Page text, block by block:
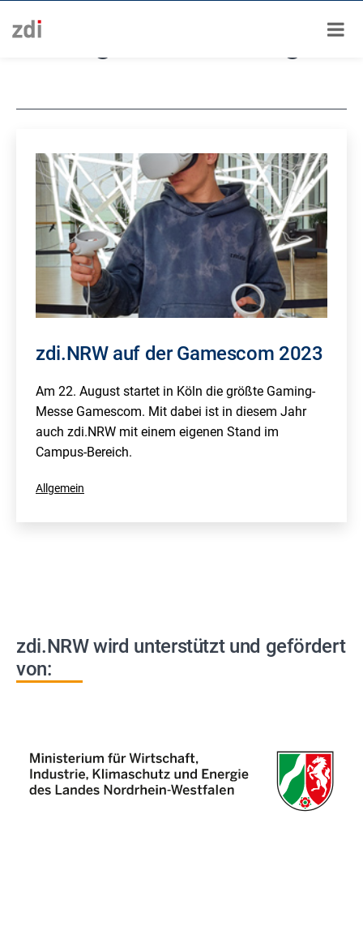
InhaltSchlagwort:
zdi.NRW auf der Gamescom 2023
Am 22. August startet in Köln die größte Gaming-
Messe Gamescom. Mit dabei ist in diesem Jahr
auch zdi.NRW mit einem eigenen Stand im
Campus-Bereich.
Kategorisiert
Allgemein
zdi.NRW wird unterstützt und gefördert
von: